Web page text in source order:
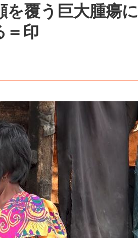
覆う巨大腫瘍に
＝印